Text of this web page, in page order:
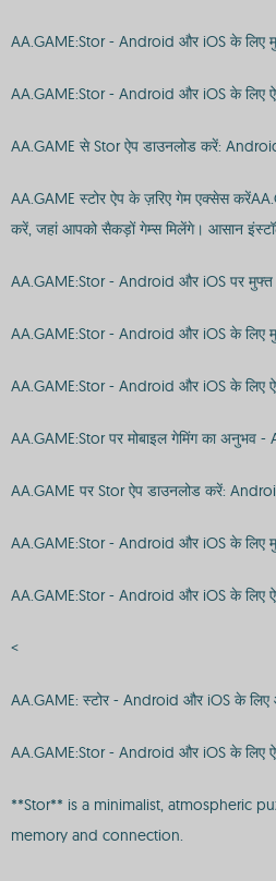
AA.GAME:Stor - Android और iOS के लिए
AA.GAME:Stor - Android और iOS के लिए
AA.GAME से Stor ऐप डाउनलोड करें:
AA.GAME स्टोर ऐप के ज़रिए गेम एक्सेस
करें, जहां आपको सैकड़ों गेम्स मिलेंगे। आसान
AA.GAME:Stor - Android और iOS पर मुफ्त
AA.GAME:Stor - Android और iOS के लिए
AA.GAME:Stor - Android और iOS के लिए
AA.GAME:Stor पर मोबाइल गेमिंग का
AA.GAME पर Stor ऐप डाउनलोड करें:
AA.GAME:Stor - Android और iOS के लिए
AA.GAME:Stor - Android और iOS के लिए
<
AA.GAME: स्टोर - Android और iOS के
AA.GAME:Stor - Android और iOS के लिए
**Stor** is a minimalist, atmospheric
memory and connection.